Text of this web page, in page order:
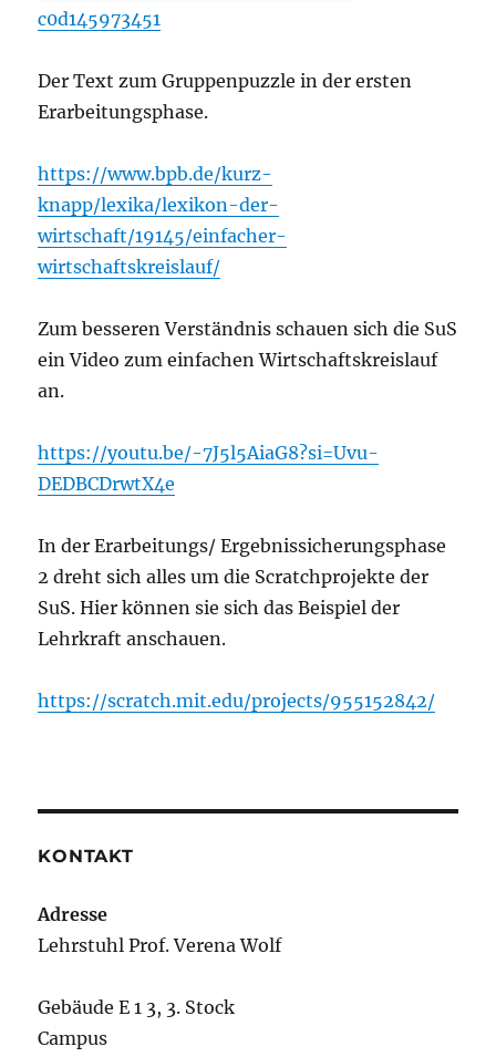
c0d145973451
Der Text zum Gruppenpuzzle in der ersten
Erarbeitungsphase.
https://www.bpb.de/kurz-
knapp/lexika/lexikon-der-
wirtschaft/19145/einfacher-
wirtschaftskreislauf/
Zum besseren Verständnis schauen sich die SuS
ein Video zum einfachen Wirtschaftskreislauf
an.
https://youtu.be/-7J5l5AiaG8?si=Uvu-
DEDBCDrwtX4e
In der Erarbeitungs/ Ergebnissicherungsphase
2 dreht sich alles um die Scratchprojekte der
SuS. Hier können sie sich das Beispiel der
Lehrkraft anschauen.
https://scratch.mit.edu/projects/955152842/
KONTAKT
Adresse
Lehrstuhl Prof. Verena Wolf
Gebäude E 1 3, 3. Stock
Campus